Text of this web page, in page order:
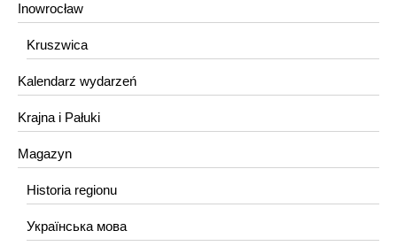
Inowrocław
Kruszwica
Kalendarz wydarzeń
Krajna i Pałuki
Magazyn
Historia regionu
Українська мова